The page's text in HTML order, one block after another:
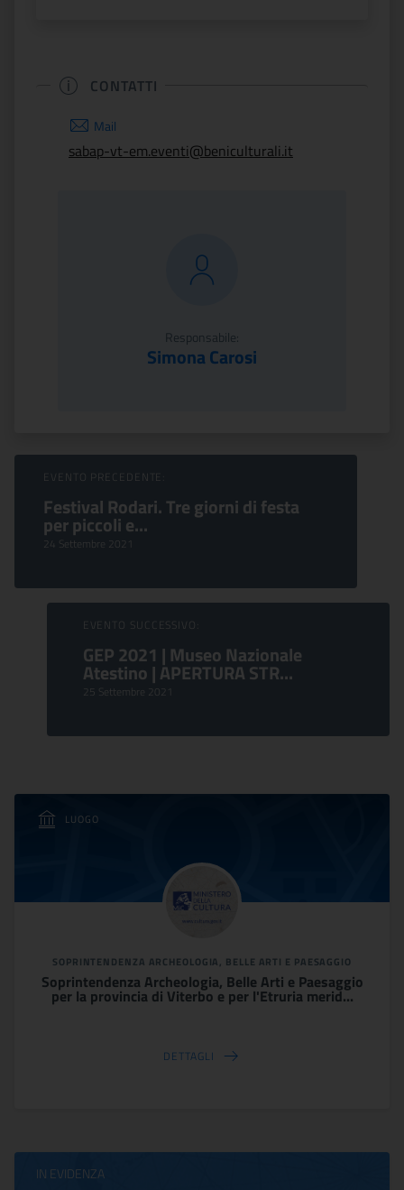
CONTATTI
Mail
sabap-vt-em.eventi@beniculturali.it
Responsabile:
Simona Carosi
Sfoglia Eventi
EVENTO PRECEDENTE:
Festival Rodari. Tre giorni di festa
per piccoli e...
24 Settembre 2021
EVENTO SUCCESSIVO:
GEP 2021 | Museo Nazionale
Atestino | APERTURA STR...
25 Settembre 2021
LUOGO
SOPRINTENDENZA ARCHEOLOGIA, BELLE ARTI E PAESAGGIO
Soprintendenza Archeologia, Belle Arti e Paesaggio
per la provincia di Viterbo e per l'Etruria merid...
DETTAGLI
IN EVIDENZA